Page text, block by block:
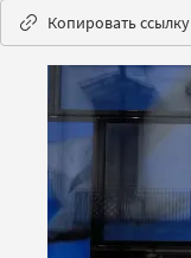
Копировать ссылку